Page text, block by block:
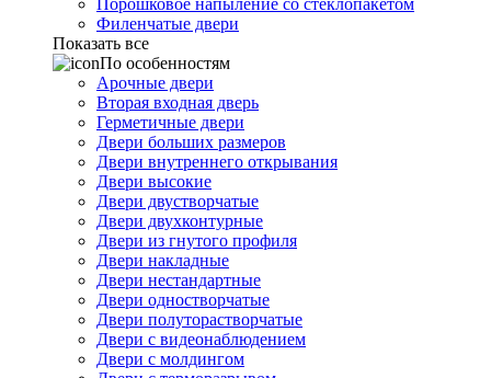
Порошковое напыление со стеклопакетом
Филенчатые двери
Показать все
По особенностям
Арочные двери
Вторая входная дверь
Герметичные двери
Двери больших размеров
Двери внутреннего открывания
Двери высокие
Двери двустворчатые
Двери двухконтурные
Двери из гнутого профиля
Двери накладные
Двери нестандартные
Двери одностворчатые
Двери полуторастворчатые
Двери с видеонаблюдением
Двери с молдингом